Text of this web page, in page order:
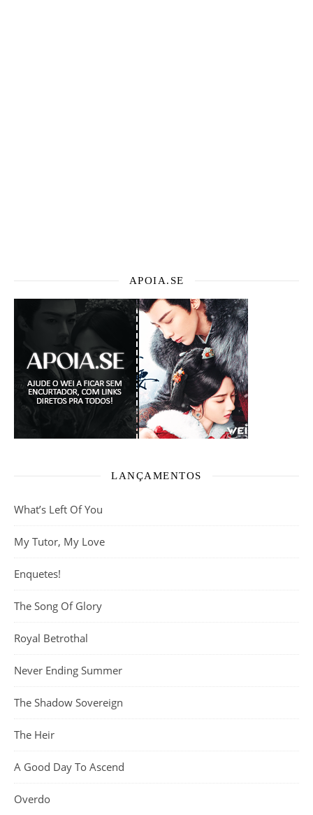
APOIA.SE
LANÇAMENTOS
What’s Left Of You
My Tutor, My Love
Enquetes!
The Song Of Glory
Royal Betrothal
Never Ending Summer
The Shadow Sovereign
The Heir
A Good Day To Ascend
Overdo